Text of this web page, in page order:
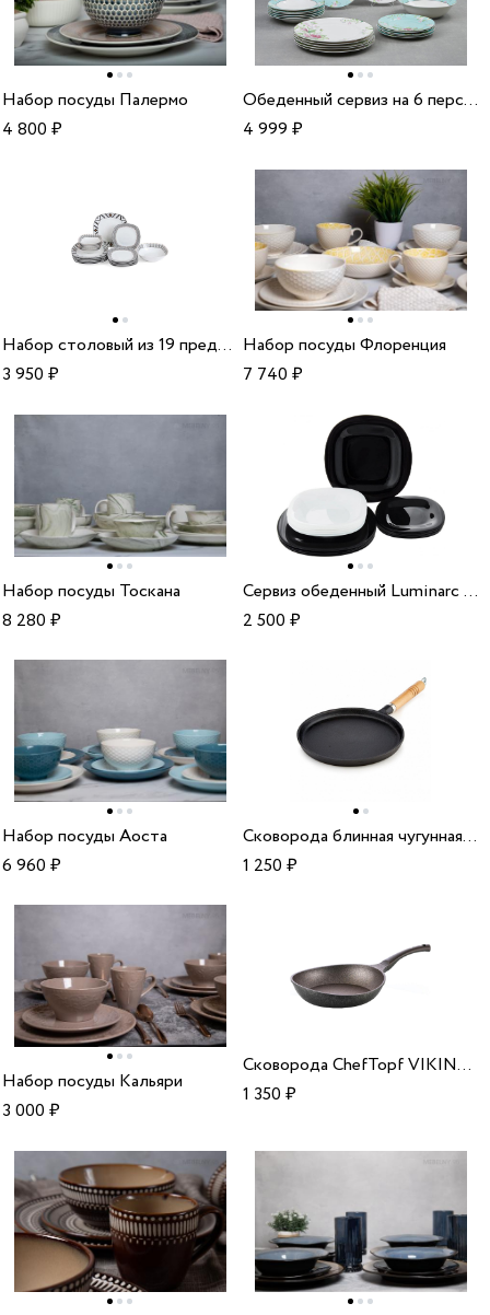
Набор посуды Палермо
4 800₽
Обеденный сервиз на 6 персон Y11H06
4 999₽
Набор столовый из 19 предметов Мадагаскар
3 950₽
Набор посуды Флоренция
7 740₽
Набор посуды Тоскана
8 280₽
Сервиз обеденный Luminarc Carine Black And White
2 500₽
Набор посуды Аоста
6 960₽
Сковорода блинная чугунная Webber BE-4520/23
1 250₽
Набор посуды Кальяри
3 000₽
Сковорода ChefTopf VIKING CAV-20F
1 350₽